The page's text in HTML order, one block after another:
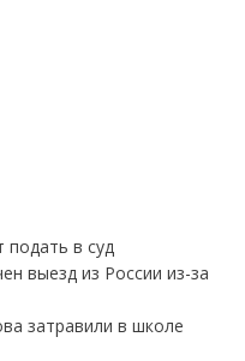
в суд
выезд из России из-за
затравили в школе